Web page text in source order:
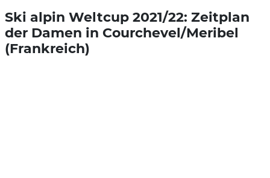
Ski alpin Weltcup 2021/22: Zeitplan
der Damen in Courchevel/Meribel
(Frankreich)